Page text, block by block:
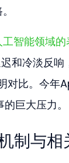
智能领域
和冷淡反
对比。今年
巨大压力。
制与相